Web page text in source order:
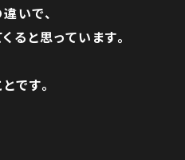
いで、
ると思っています。
です。